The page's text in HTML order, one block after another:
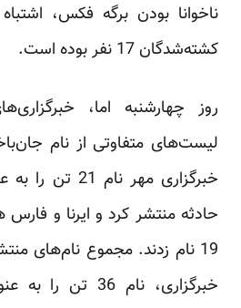
ناخوانا بودن برگه فکس،
کشته‌شدگان 17 نفر بوده است.
روز چهارشنبه اما،
لیست‌های متفاوتی از نام
خبرگزاری مهر
حادثه منتشر کرد و ایرنا و
19 نام زدند. مجموع نام‌های
خبرگزاری، نام